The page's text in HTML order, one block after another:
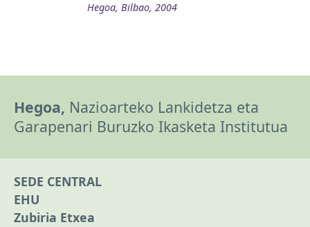
Hegoa, Bilbao, 2004
Hegoa, Nazioarteko Lankidetza eta
Garapenari Buruzko Ikasketa Institutua
SEDE CENTRAL
EHU
Zubiria Etxea